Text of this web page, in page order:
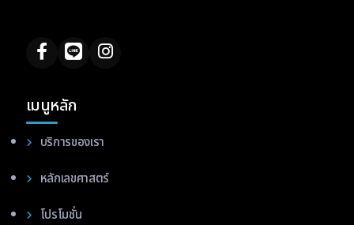
เมนูหลัก
บริการของเรา
หลักเลขศาสตร์
โปรโมชั่น